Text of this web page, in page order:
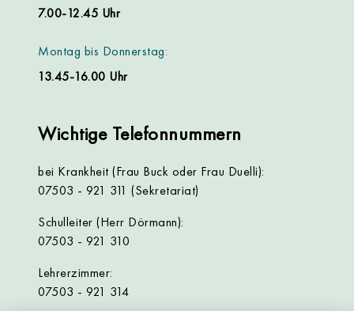
7.00-12.45 Uhr
Montag bis Donnerstag:
13.45-16.00 Uhr
Wichtige Telefonnummern
bei Krankheit (Frau Buck oder Frau Duelli):
07503 - 921 311 (Sekretariat)
Schulleiter (Herr Dörmann):
07503 - 921 310
Lehrerzimmer:
07503 - 921 314